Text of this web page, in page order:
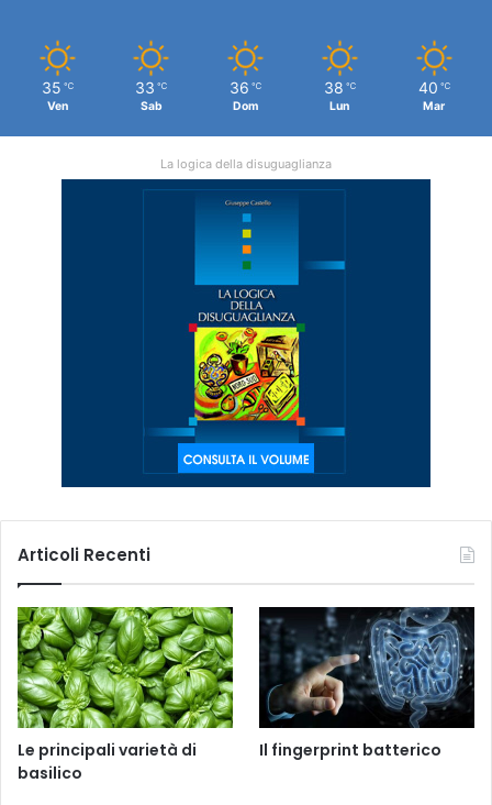
35 ℃
Ven
33 ℃
Sab
36 ℃
Dom
38 ℃
Lun
40 ℃
Mar
La logica della disuguaglianza
Articoli Recenti
Le principali varietà di
basilico
Il fingerprint batterico